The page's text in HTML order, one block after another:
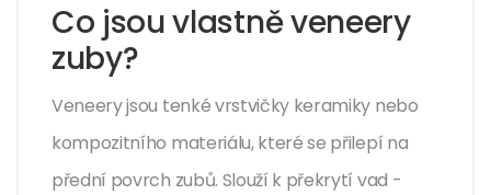
Co jsou vlastně veneery
zuby?
Veneery jsou tenké vrstvičky keramiky nebo
kompozitního materiálu, které se přilepí na
přední povrch zubů. Slouží k překrytí vad -